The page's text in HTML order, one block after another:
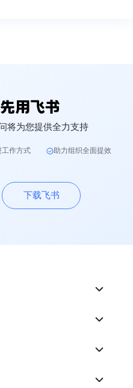
将为您提供全力支持
作方式 助力组织全面提效
下载飞书